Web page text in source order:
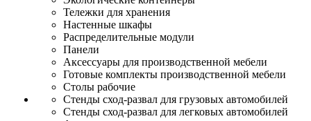
Тележки для хранения
Настенные шкафы
Распределительные модули
Панели
Аксессуары для производственной мебели
Готовые комплекты производственной мебели
Столы рабочие
Стенды сход-развал для грузовых автомобилей
Стенды сход-развал для легковых автомобилей